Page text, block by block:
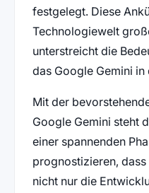
festgelegt. Diese
Technologiewelt
unterstreicht die
das Google Gemini
Mit der
Google Gemini steht
einer spannenden
prognostizieren,
nicht nur die